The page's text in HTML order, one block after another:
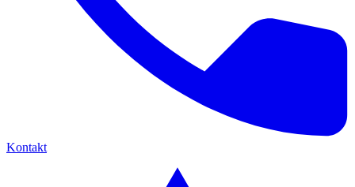
Kontakt